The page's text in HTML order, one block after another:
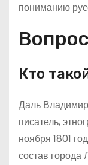
пониманию
Кто
Даль
писатель,
ноября 1801
состав города